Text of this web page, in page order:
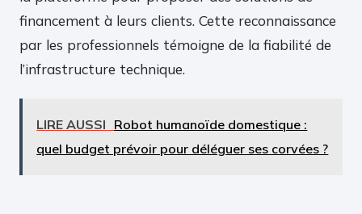
financement à leurs clients. Cette reconnaissance
par les professionnels témoigne de la fiabilité de
l’infrastructure technique.
LIRE AUSSI Robot humanoïde domestique :
quel budget prévoir pour déléguer ses corvées ?